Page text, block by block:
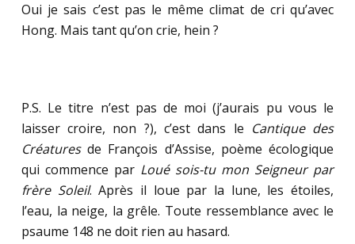
Oui je sais c’est pas le même climat de cri qu’avec
Hong. Mais tant qu’on crie, hein ?
P.S. Le titre n’est pas de moi (j’aurais pu vous le
laisser croire, non ?), c’est dans le Cantique des
Créaturesde François d’Assise, poème écologique
qui commence par Loué sois-tu mon Seigneur par
frère Soleil. Après il loue par la lune, les étoiles,
l’eau, la neige, la grêle. Toute ressemblance avec le
psaume 148 ne doit rien au hasard.